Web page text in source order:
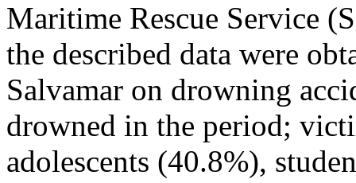
Maritime Rescue Service
the described data were
Salvamar on drowning
drowned in the period;
adolescents (40.8%),